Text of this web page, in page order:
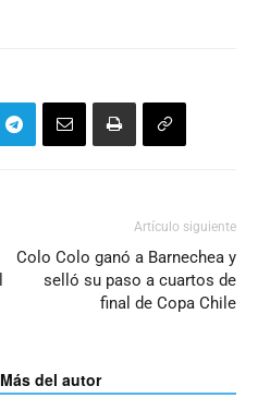
Artículo siguiente
Colo Colo ganó a Barnechea y
selló su paso a cuartos de
final de Copa Chile
Más del autor